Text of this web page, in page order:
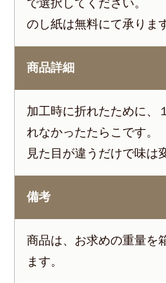
で選択してください。
のし紙は無料にて承りま
商品詳細
加工時に折れたために、
れなかったたらこです。
見た目が違うだけで味は
備考
商品は、お求めの重量を
ます。